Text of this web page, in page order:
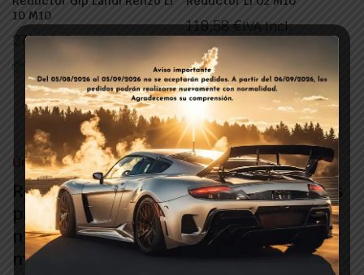
10 M10
270,00€IVA Incl.
In Stock
118,58€IVA Incl.
In Stock
Únete a nuestro boletín
Recibe nuestros correos electrónicos
para obtener información sobre
nuevos artículos, ofertas y mucho
más.